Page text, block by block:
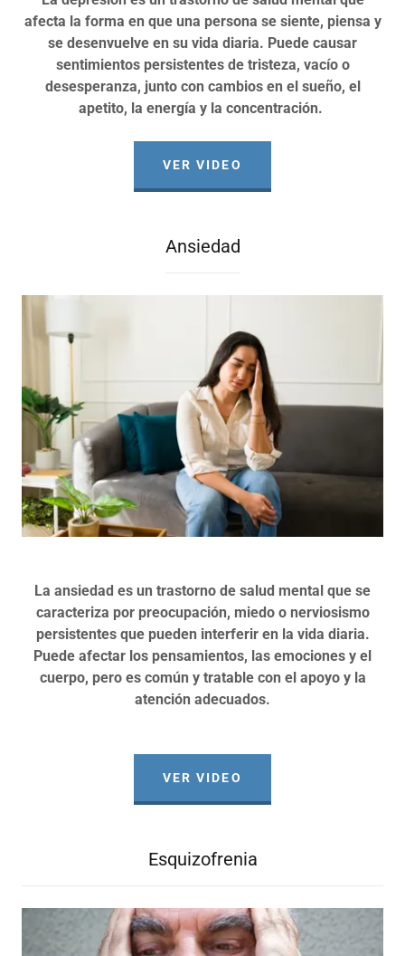
afecta la forma en que una persona se siente, piensa y
se desenvuelve en su vida diaria. Puede causar
sentimientos persistentes de tristeza, vacío o
desesperanza, junto con cambios en el sueño, el
apetito, la energía y la concentración.
VER VIDEO
Ansiedad
La ansiedad es un trastorno de salud mental que se
caracteriza por preocupación, miedo o nerviosismo
persistentes que pueden interferir en la vida diaria.
Puede afectar los pensamientos, las emociones y el
cuerpo, pero es común y tratable con el apoyo y la
atención adecuados.
VER VIDEO
Esquizofrenia